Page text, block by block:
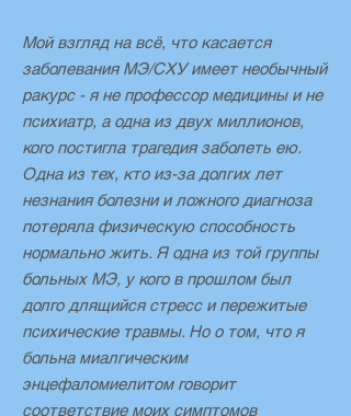
Мой взгляд на всё, что касается
заболевания МЭ/СХУ имеет необычный
ракурс - я не профессор медицины и не
психиатр, а одна из двух миллионов,
кого постигла трагедия заболеть ею.
Одна из тех, кто из-за долгих лет
незнания болезни и ложного диагноза
потеряла физическую способность
нормально жить. Я одна из той группы
больных МЭ, у кого в прошлом был
долго длящийся стресс и пережитые
психические травмы. Но о том, что я
больна миалгическим
энцефаломиелитом говорит
соответствие моих симптомов